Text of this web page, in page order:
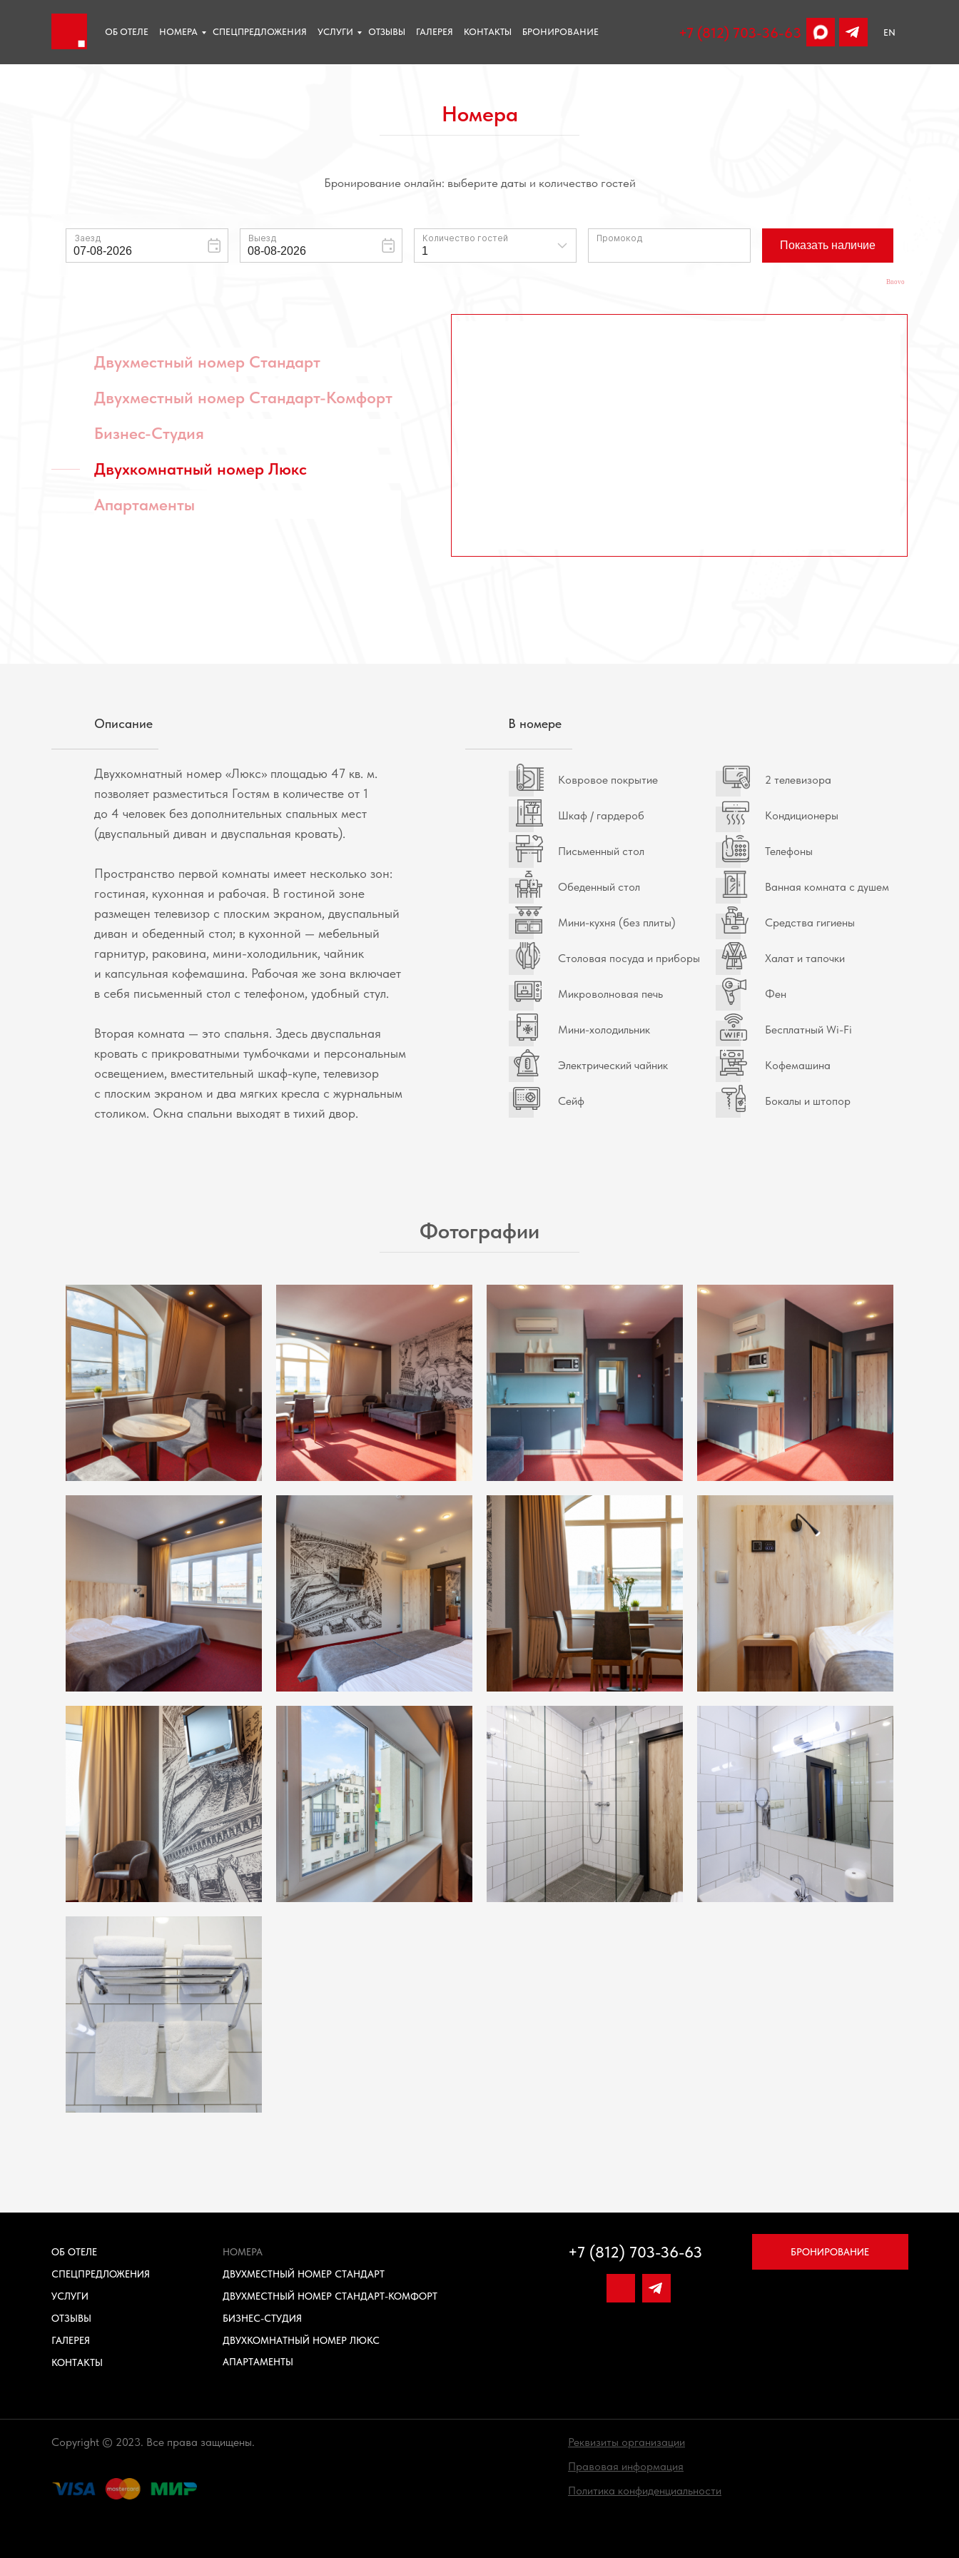
ОБ ОТЕЛЕ НОМЕРА СПЕЦПРЕДЛОЖЕНИЯ УСЛУГИ ОТЗЫВЫ ГАЛЕРЕЯ КОНТАКТЫ БРОНИРОВАНИЕ +7 (812) 703-36-63 EN
Номера
Бронирование онлайн: выберите даты и количество гостей
Двухместный номер Стандарт
Двухместный номер Стандарт-Комфорт
Бизнес-Студия
Двухкомнатный номер Люкс
Апартаменты
Bnovo
Двухкомнатный номер «Люкс» площадью 47 кв. м.
позволяет разместиться Гостям в количестве от 1
до 4 человек без дополнительных спальных мест
(двуспальный диван и двуспальная кровать).
Пространство первой комнаты имеет несколько зон:
гостиная, кухонная и рабочая. В гостиной зоне
размещен телевизор с плоским экраном, двуспальный
диван и обеденный стол; в кухонной — мебельный
гарнитур, раковина, мини-холодильник, чайник
и капсульная кофемашина. Рабочая же зона включает
в себя письменный стол с телефоном, удобный стул.
Вторая комната — это спальня. Здесь двуспальная
кровать с прикроватными тумбочками и персональным
освещением, вместительный шкаф-купе, телевизор
с плоским экраном и два мягких кресла с журнальным
столиком. Окна спальни выходят в тихий двор.
Описание В номере
Ковровое покрытие
Шкаф / гардероб
Письменный стол
Обеденный стол
Мини-кухня (без плиты)
Столовая посуда и приборы
Микроволновая печь
Мини-холодильник
Электрический чайник
2 телевизора
Кондиционеры
Телефоны
Ванная комната с душем
Средства гигиены
Халат и тапочки
Фен
Бесплатный Wi-Fi
Кофемашина
Бокалы и штопор
Сейф
Фотографии
БРОНИРОВАНИЕ
+7 (812) 703-36-63
ОБ ОТЕЛЕ
СПЕЦПРЕДЛОЖЕНИЯ
УСЛУГИ
ОТЗЫВЫ
ГАЛЕРЕЯ
КОНТАКТЫ
НОМЕРА
ДВУХМЕСТНЫЙ НОМЕР СТАНДАРТ
ДВУХМЕСТНЫЙ НОМЕР СТАНДАРТ-КОМФОРТ
БИЗНЕС-СТУДИЯ
ДВУХКОМНАТНЫЙ НОМЕР ЛЮКС
АПАРТАМЕНТЫ
Copyright © 2023. Все права защищены.
Правовая информация
Политика конфиденциальности
Реквизиты организации